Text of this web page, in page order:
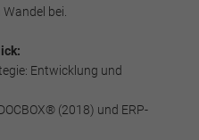
bei.
Entwicklung und
(2018) und ERP-
der Website benötigt
nutzbar zu machen sowie
Website ermöglichen.